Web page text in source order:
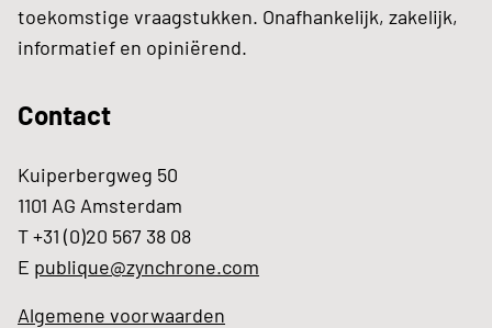
toekomstige vraagstukken. Onafhankelijk, zakelijk,
informatief en opiniërend.
Contact
Kuiperbergweg 50
1101 AG Amsterdam
T +31 (0)20 567 38 08
E publique@zynchrone.com
Algemene voorwaarden